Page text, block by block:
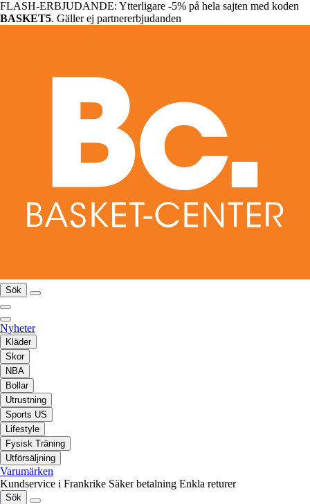
FLASH-ERBJUDANDE: Ytterligare -5% på hela sajten med koden
BASKET5. Gäller ej partnererbjudanden
Sök
Nyheter
Kläder
Skor
NBA
Bollar
Utrustning
Sports US
Lifestyle
Fysisk Träning
Utförsäljning
Varumärken
Kundservice i Frankrike Säker betalning Enkla returer
Sök